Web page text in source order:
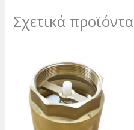
Σχετικά προϊόντα